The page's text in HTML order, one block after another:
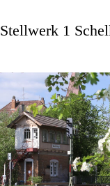
Stellwerk 1